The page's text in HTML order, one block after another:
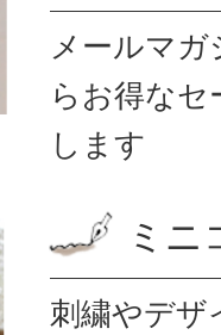
メールマ
ら お得なセ
します
ミニ
刺繍やデザ